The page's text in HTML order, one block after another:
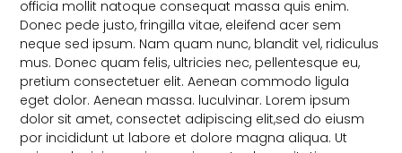
officia mollit natoque consequat massa quis enim.
Donec pede justo, fringilla vitae, eleifend acer sem
neque sed ipsum. Nam quam nunc, blandit vel, ridiculus
mus. Donec quam felis, ultricies nec, pellentesque eu,
pretium consectetuer elit. Aenean commodo ligula
eget dolor. Aenean massa. luculvinar. Lorem ipsum
dolor sit amet, consectet adipiscing elit,sed do eiusm
por incididunt ut labore et dolore magna aliqua. Ut